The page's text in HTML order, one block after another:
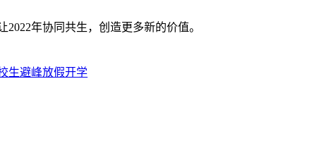
年协同共生，创造更多新的价值。
生避峰放假开学